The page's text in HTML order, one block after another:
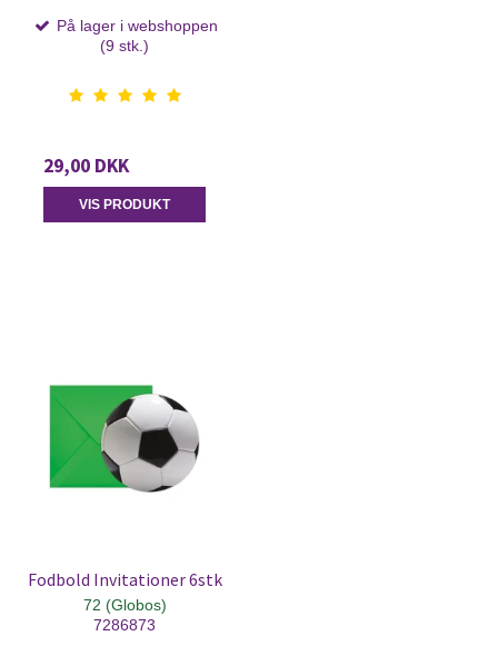
På lager i webshoppen
(9 stk.)
29,00 DKK
VIS PRODUKT
Fodbold Invitationer 6stk
72 (Globos)
7286873